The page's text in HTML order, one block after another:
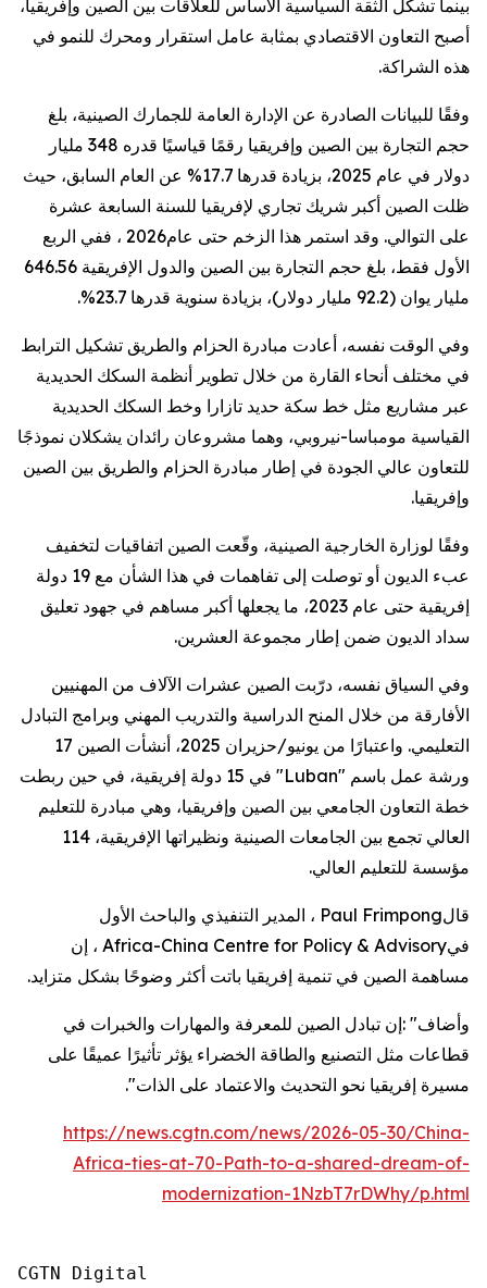
بينما تشكّل الثقة السياسية الأساس للعلاقات بين الصين وإفريقيا،
أصبح التعاون الاقتصادي بمثابة عامل استقرار ومحرك للنمو في
هذه الشراكة.
وفقًا للبيانات الصادرة عن الإدارة العامة للجمارك الصينية، بلغ
حجم التجارة بين الصين وإفريقيا رقمًا قياسيًا قدره 348 مليار
دولار في عام 2025، بزيادة قدرها 17.7% عن العام السابق، حيث
ظلت الصين أكبر شريك تجاري لإفريقيا للسنة السابعة عشرة
على التوالي. وقد استمر هذا الزخم حتى عام2026 ، ففي الربع
الأول فقط، بلغ حجم التجارة بين الصين والدول الإفريقية 646.56
مليار يوان (92.2 مليار دولار)، بزيادة سنوية قدرها 23.7
.%
وفي الوقت نفسه، أعادت مبادرة الحزام والطريق تشكيل الترابط
في مختلف أنحاء القارة من خلال تطوير أنظمة السكك الحديدية
عبر مشاريع مثل خط سكة حديد تازارا وخط السكك الحديدية
القياسية مومباسا-نيروبي، وهما مشروعان رائدان يشكلان نموذجًا
للتعاون عالي الجودة في إطار مبادرة الحزام والطريق بين الصين
وإفريقيا.
وفقًا لوزارة الخارجية الصينية، وقّعت الصين اتفاقيات لتخفيف
عبء الديون أو توصلت إلى تفاهمات في هذا الشأن مع 19 دولة
إفريقية حتى عام 2023، ما يجعلها أكبر مساهم في جهود تعليق
سداد الديون ضمن إطار مجموعة العشرين.
وفي السياق نفسه، درّبت الصين عشرات الآلاف من المهنيين
الأفارقة من خلال المنح الدراسية والتدريب المهني وبرامج التبادل
التعليمي. واعتبارًا من يونيو/حزيران 2025، أنشأت الصين 17
ورشة عمل باسم "Luban"
في 15 دولة إفريقية، في حين ربطت
خطة التعاون الجامعي بين الصين وإفريقيا، وهي مبادرة للتعليم
العالي تجمع بين الجامعات الصينية ونظيراتها الإفريقية، 114
مؤسسة للتعليم العالي.
قالPaul Frimpong ، المدير التنفيذي والباحث الأول
فيAfrica-China Centre for Policy & Advisory ، إن
مساهمة الصين في تنمية إفريقيا باتت أكثر وضوحًا بشكل متزايد.
وأضاف: "إن تبادل الصين للمعرفة والمهارات والخبرات في
قطاعات مثل التصنيع والطاقة الخضراء يؤثر تأثيرًا عميقًا على
مسيرة إفريقيا نحو التحديث والاعتماد على الذات."
https://news.cgtn.com/news/2026-05-30/China-
Africa-ties-at-70-Path-to-a-shared-dream-of-
modernization-1NzbT7rDWhy/p.html
CGTN Digital